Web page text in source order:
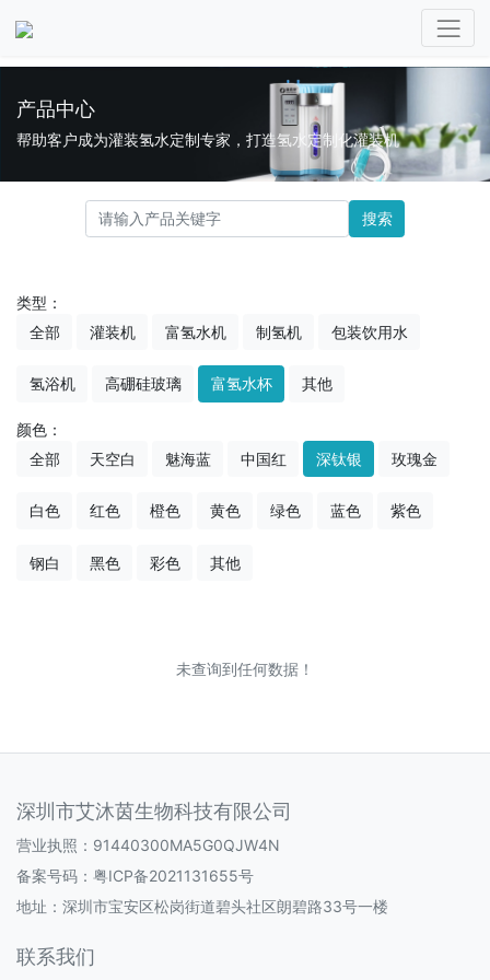
产品中心
帮助客户成为灌装氢水定制专家，打造氢水定制化灌装机
搜索
类型：
全部
灌装机 富氢水机 制氢机 包装饮用水
氢浴机 高硼硅玻璃 富氢水杯 其他
颜色：
全部
天空白 魅海蓝 中国红 深钛银 玫瑰金
白色 红色 橙色 黄色 绿色 蓝色 紫色
钢白 黑色 彩色 其他
未查询到任何数据！
深圳市艾沐茵生物科技有限公司
营业执照：91440300MA5G0QJW4N
备案号码： 粤ICP备2021131655号
地址：深圳市宝安区松岗街道碧头社区朗碧路33号一楼
联系我们